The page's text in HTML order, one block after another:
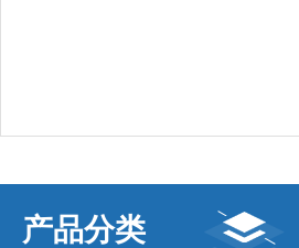
产品分类